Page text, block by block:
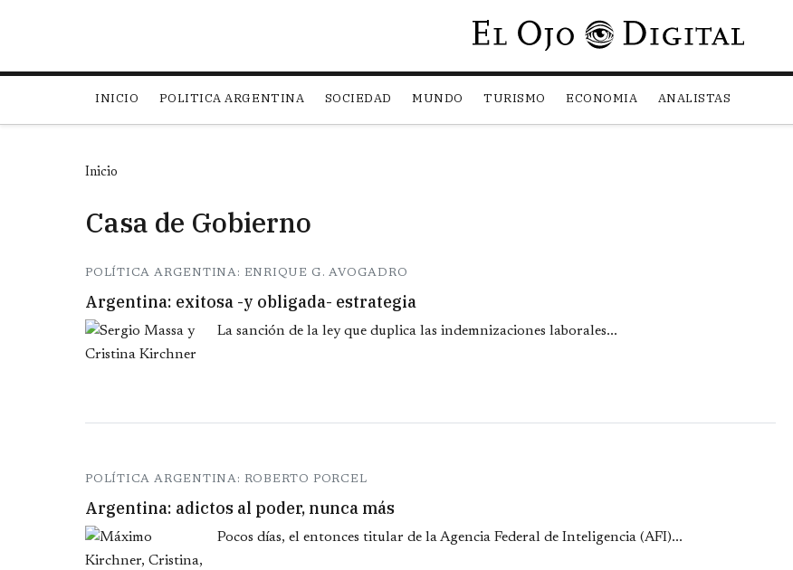
Pasar al contenido principal
INICIO POLITICA ARGENTINA SOCIEDAD MUNDO TURISMO ECONOMIA ANALISTAS
Inicio
Casa de Gobierno
POLÍTICA ARGENTINA: ENRIQUE G. AVOGADRO
Argentina: exitosa -y obligada- estrategia
La sanción de la ley que duplica las indemnizaciones laborales...
POLÍTICA ARGENTINA: ROBERTO PORCEL
Argentina: adictos al poder, nunca más
Pocos días, el entonces titular de la Agencia Federal de Inteligencia (AFI)...